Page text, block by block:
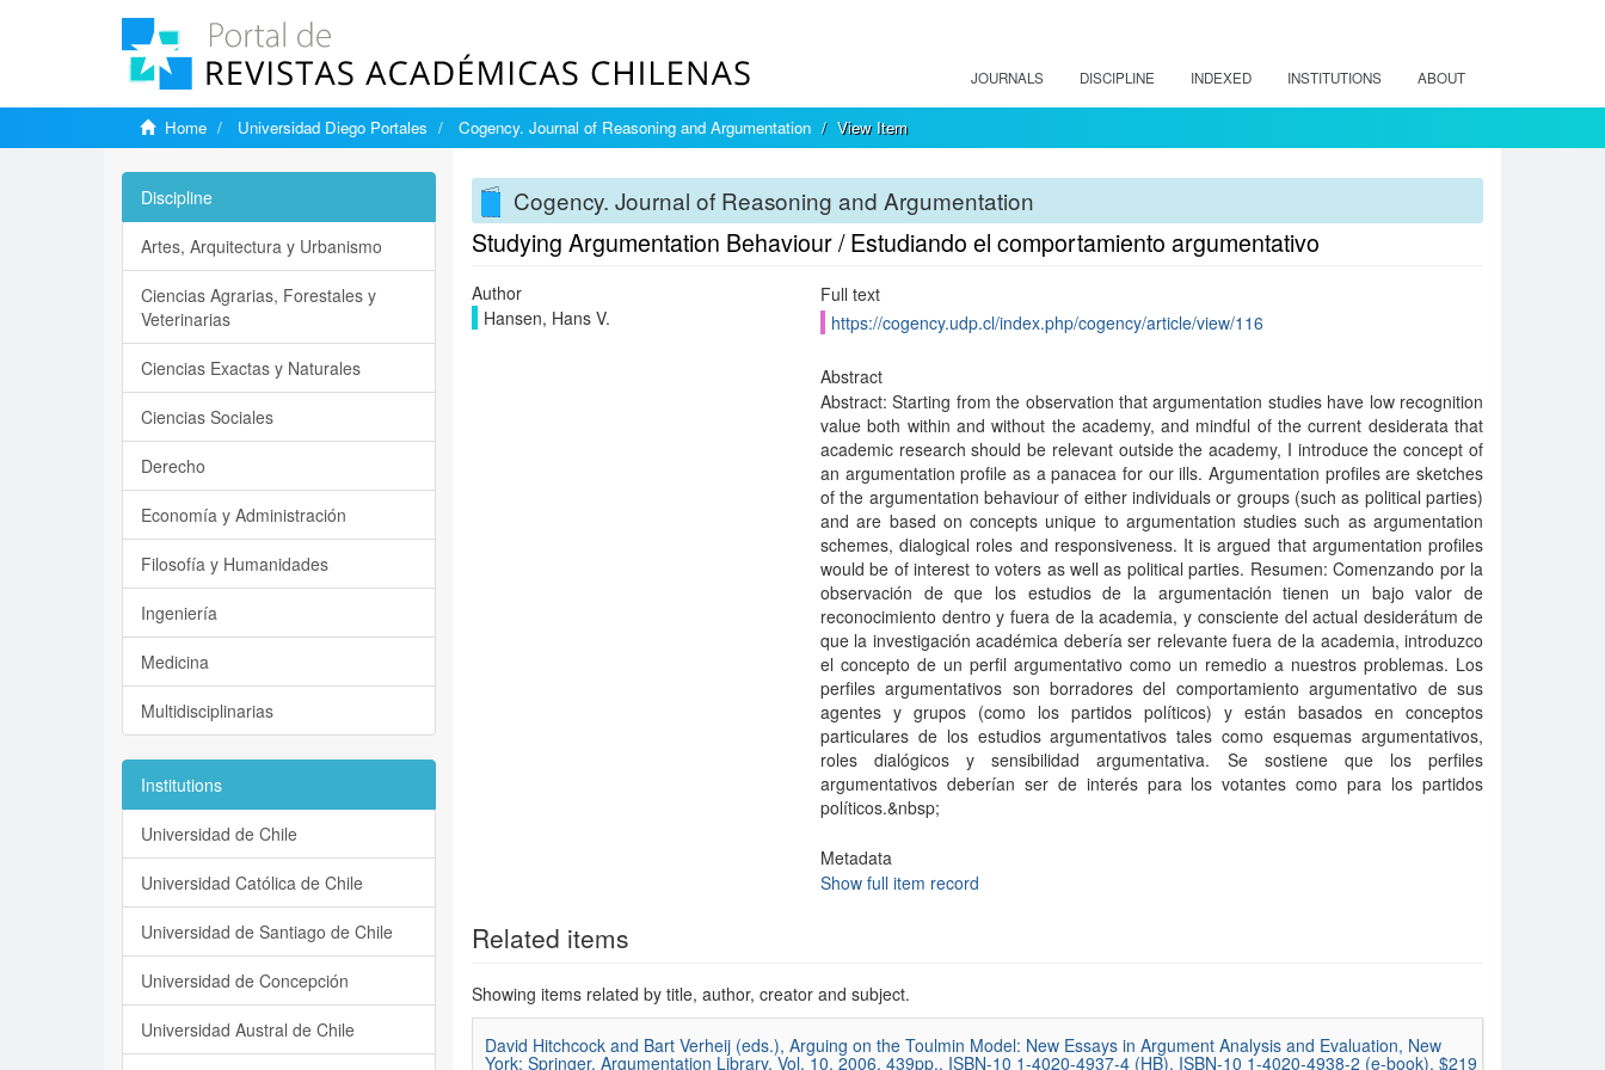
JOURNALS DISCIPLINE INDEXED INSTITUTIONS ABOUT
Home Universidad Diego Portales Cogency. Journal of Reasoning and Argumentation View Item
Cogency. Journal of Reasoning and Argumentation
Studying Argumentation Behaviour / Estudiando el comportamiento argumentativo
Author
Hansen, Hans V.
Full text
https://cogency.udp.cl/index.php/cogency/article/view/116
Abstract
Abstract: Starting from the observation that argumentation studies have low recognition
value both within and without the academy, and mindful of the current desiderata that
academic research should be relevant outside the academy, I introduce the concept of
an argumentation profile as a panacea for our ills. Argumentation profiles are sketches
of the argumentation behaviour of either individuals or groups (such as political parties)
and are based on concepts unique to argumentation studies such as argumentation
schemes, dialogical roles and responsiveness. It is argued that argumentation profiles
would be of interest to voters as well as political parties. Resumen: Comenzando por la
observación de que los estudios de la argumentación tienen un bajo valor de
reconocimiento dentro y fuera de la academia, y consciente del actual desiderátum de
que la investigación académica debería ser relevante fuera de la academia, introduzco
el concepto de un perfil argumentativo como un remedio a nuestros problemas. Los
perfiles argumentativos son borradores del comportamiento argumentativo de sus
agentes y grupos (como los partidos políticos) y están basados en conceptos
particulares de los estudios argumentativos tales como esquemas argumentativos,
roles dialógicos y sensibilidad argumentativa. Se sostiene que los perfiles
argumentativos deberían ser de interés para los votantes como para los partidos
políticos.&nbsp;
Metadata
Show full item record
Related items
Showing items related by title, author, creator and subject.
David Hitchcock and Bart Verheij (eds.), Arguing on the Toulmin Model: New Essays in Argument Analysis and Evaluation, New
York: Springer, Argumentation Library, Vol. 10, 2006, 439pp., ISBN-10 1-4020-4937-4 (HB), ISBN-10 1-4020-4938-2 (e-book), $219
Discipline
Artes, Arquitectura y Urbanismo
Ciencias Agrarias, Forestales y
Veterinarias
Ciencias Exactas y Naturales
Ciencias Sociales
Derecho
Economía y Administración
Filosofía y Humanidades
Ingeniería
Medicina
Multidisciplinarias
Institutions
Universidad de Chile
Universidad Católica de Chile
Universidad de Santiago de Chile
Universidad de Concepción
Universidad Austral de Chile